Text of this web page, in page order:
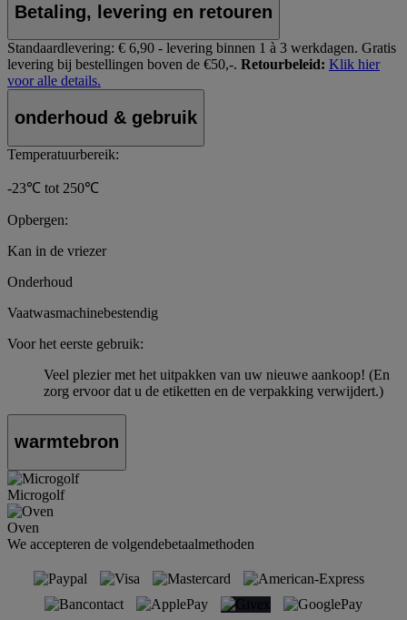
Betaling, levering en retouren
Standaardlevering: € 6,90 - levering binnen 1 à 3 werkdagen. Gratis
levering bij bestellingen boven de €50,-. Retourbeleid: Klik hier
voor alle details.
onderhoud & gebruik
Temperatuurbereik:
-23℃ tot 250℃
Opbergen:
Kan in de vriezer
Onderhoud
Vaatwasmachinebestendig
Voor het eerste gebruik:
Veel plezier met het uitpakken van uw nieuwe aankoop! (En
zorg ervoor dat u de etiketten en de verpakking verwijdert.)
warmtebron
Microgolf
Oven
We accepteren de volgendebetaalmethoden